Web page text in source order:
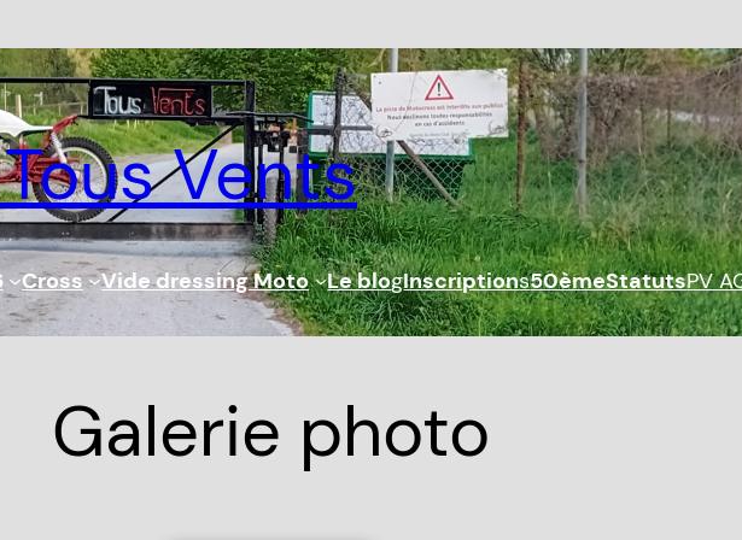
Vents
Cross Vide dressing Moto Le blogInscriptions50èmeStatutsPV
Galerie photo